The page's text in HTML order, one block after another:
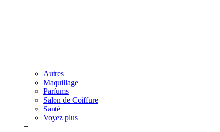
Autres
Maquillage
Parfums
Salon de Coiffure
Santé
Voyez plus
+